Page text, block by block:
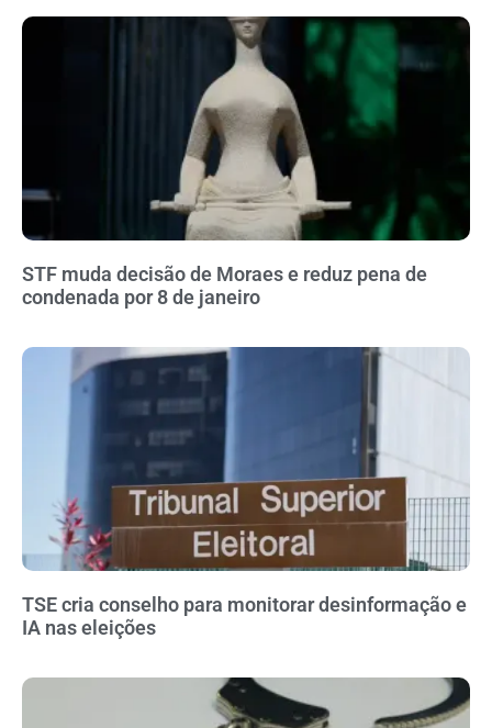
STF muda decisão de Moraes e reduz pena de
condenada por 8 de janeiro
TSE cria conselho para monitorar desinformação e
IA nas eleições